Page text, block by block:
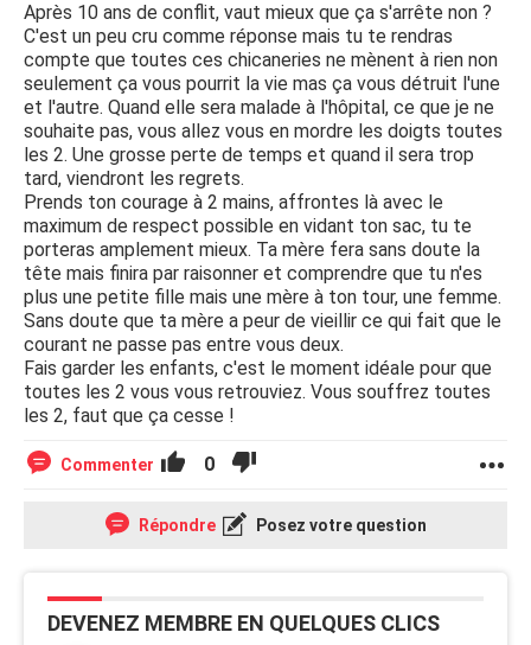
Après 10 ans de conflit, vaut mieux que ça s'arrête non ?
C'est un peu cru comme réponse mais tu te rendras
compte que toutes ces chicaneries ne mènent à rien non
seulement ça vous pourrit la vie mas ça vous détruit l'une
et l'autre. Quand elle sera malade à l'hôpital, ce que je ne
souhaite pas, vous allez vous en mordre les doigts toutes
les 2. Une grosse perte de temps et quand il sera trop
tard, viendront les regrets.
Prends ton courage à 2 mains, affrontes là avec le
maximum de respect possible en vidant ton sac, tu te
porteras amplement mieux. Ta mère fera sans doute la
tête mais finira par raisonner et comprendre que tu n'es
plus une petite fille mais une mère à ton tour, une femme.
Sans doute que ta mère a peur de vieillir ce qui fait que le
courant ne passe pas entre vous deux.
Fais garder les enfants, c'est le moment idéale pour que
toutes les 2 vous vous retrouviez. Vous souffrez toutes
les 2, faut que ça cesse !
Commenter 0
Répondre Posez votre question
DEVENEZ MEMBRE EN QUELQUES CLICS